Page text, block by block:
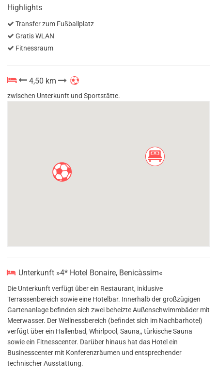
Highlights
Transfer zum Fußballplatz
Gratis WLAN
Fitnessraum
4,50 km
zwischen Unterkunft und Sportstätte.
Unterkunft »4* Hotel Bonaire, Benicàssim«
Die Unterkunft verfügt über ein Restaurant, inklusive
Terrassenbereich sowie eine Hotelbar. Innerhalb der großzügigen
Gartenanlage befinden sich zwei beheizte Außenschwimmbäder mit
Meerwasser. Der Wellnessbereich (befindet sich im Nachbarhotel)
verfügt über ein Hallenbad, Whirlpool, Sauna,, türkische Sauna
sowie ein Fitnesscenter. Darüber hinaus hat das Hotel ein
Businesscenter mit Konferenzräumen und entsprechender
technischer Ausstattung.